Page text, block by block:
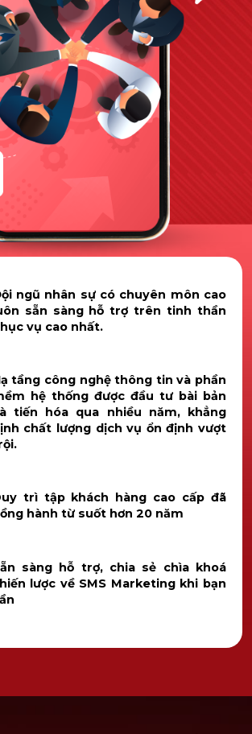
ngũ nhân sự có chuyên môn cao
sẵn sàng hỗ trợ trên tinh thần
vụ cao nhất.
tầng công nghệ thông tin và phần
hệ thống được đầu tư bài bản
tiến hóa qua nhiều năm, khẳng
chất lượng dịch vụ ổn định vượt
trì tập khách hàng cao cấp đã
hành từ suốt hơn 20 năm
sàng hỗ trợ, chia sẻ chìa khoá
lược về SMS Marketing khi bạn